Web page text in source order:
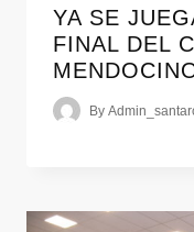
YA SE
FINAL DEL
By